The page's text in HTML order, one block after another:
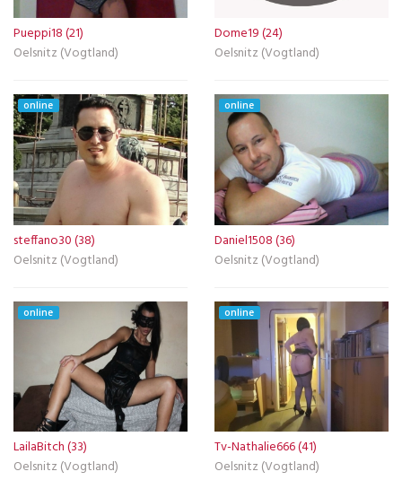
Pueppi18 (21)
Oelsnitz (Vogtland)
Dome19 (24)
Oelsnitz (Vogtland)
online
steffano30 (38)
Oelsnitz (Vogtland)
online
Daniel1508 (36)
Oelsnitz (Vogtland)
online
LailaBitch (33)
Oelsnitz (Vogtland)
online
Tv-Nathalie666 (41)
Oelsnitz (Vogtland)